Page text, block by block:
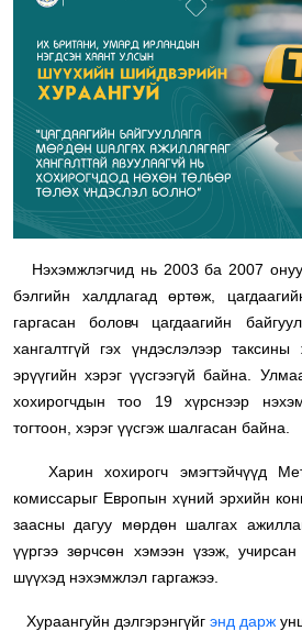
Нэхэмжлэгчид нь 2003 ба 2007
бэлгийн халдлагад өртөж,
гаргасан боловч цагдаагийн
хангалтгүй гэх үндэслэлээр
эрүүгийн хэрэг үүсгээгүй байна.
хохирогчдын тоо 19 хүрснээр
тогтоон, хэрэг үүсгэж шалгасан байна.
Харин хохирогч эмэгтэйчүүд
комиссарыг Европын хүний эрхийн
заасны дагуу мөрдөн шалгах
үүргээ зөрчсөн хэмээн үзэж,
шүүхэд нэхэмжлэл гаргажээ.
Хураангуйн дэлгэрэнгүйг энд дарж